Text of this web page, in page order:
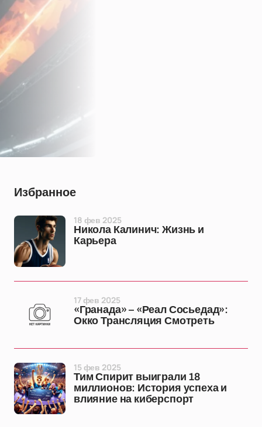
Избранное
Никола Калинич: Жизнь и
Карьера
18 фев 2025
«Гранада» – «Реал Сосьедад»:
Окко Трансляция Смотреть
17 фев 2025
Тим Спирит выиграли 18
миллионов: История успеха и
влияние на киберспорт
15 фев 2025